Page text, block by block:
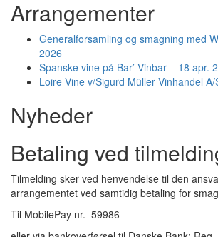
Arrangementer
Generalforsamling og smagning med
2026
Spanske vine på Bar’ Vinbar – 18 apr.
Loire Vine v/Sigurd Müller Vinhandel
Nyheder
Betaling ved
Tilmelding sker ved henvendelse til den
arrangementet ved samtidig betaling for
Til MobilePay nr. 59986